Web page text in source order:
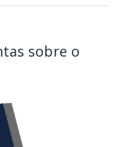
sobre o